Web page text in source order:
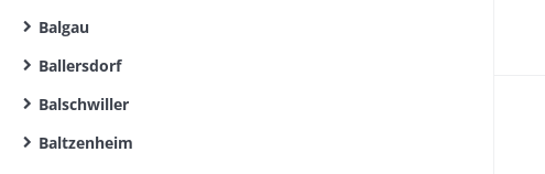
Balgau
Ballersdorf
Balschwiller
Baltzenheim